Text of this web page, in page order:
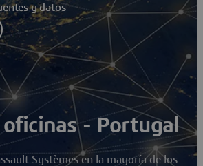
y datos
oficinas - Portugal
Systèmes en la mayoría de los